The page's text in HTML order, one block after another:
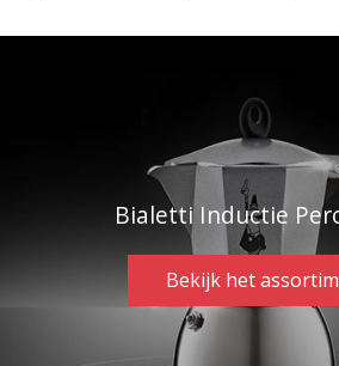
Bialetti Inductie
Bekijk het